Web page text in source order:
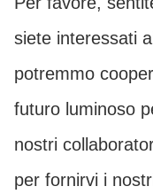
siete interessati
potremmo
futuro luminoso
nostri
per fornirvi i